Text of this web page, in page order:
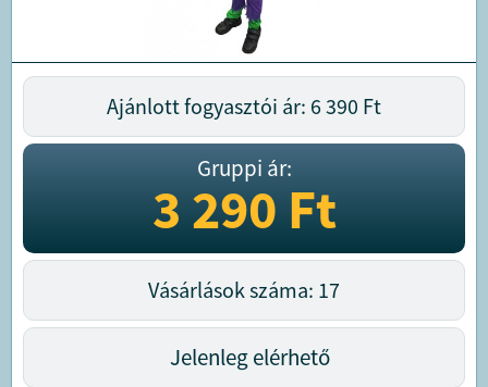
Ajánlott fogyasztói ár: 6 390 Ft
Gruppi ár:
3 290Ft
Vásárlások száma: 17
Jelenleg elérhető